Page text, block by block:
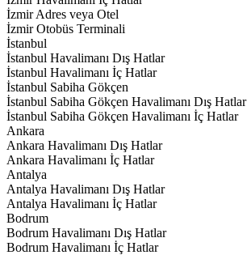
İzmir Adres veya Otel
İzmir Otobüs Terminali
İstanbul
İstanbul Havalimanı Dış Hatlar
İstanbul Havalimanı İç Hatlar
İstanbul Sabiha Gökçen
İstanbul Sabiha Gökçen Havalimanı Dış Hatlar
İstanbul Sabiha Gökçen Havalimanı İç Hatlar
Ankara
Ankara Havalimanı Dış Hatlar
Ankara Havalimanı İç Hatlar
Antalya
Antalya Havalimanı Dış Hatlar
Antalya Havalimanı İç Hatlar
Bodrum
Bodrum Havalimanı Dış Hatlar
Bodrum Havalimanı İç Hatlar